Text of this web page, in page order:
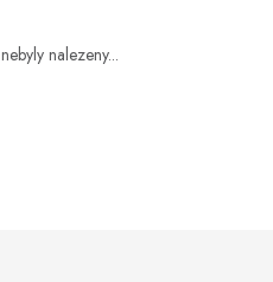
nebyly nalezeny...